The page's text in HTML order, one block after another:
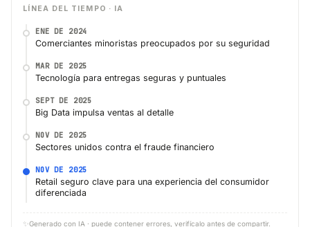
LÍNEA DEL TIEMPO · IA
ENE DE 2024
Comerciantes minoristas preocupados por su seguridad
MAR DE 2025
Tecnología para entregas seguras y puntuales
SEPT DE 2025
Big Data impulsa ventas al detalle
NOV DE 2025
Sectores unidos contra el fraude financiero
NOV DE 2025
Retail seguro clave para una experiencia del consumidor
diferenciada
✨ Generado con IA · puede contener errores, verifícalo antes de compartir.